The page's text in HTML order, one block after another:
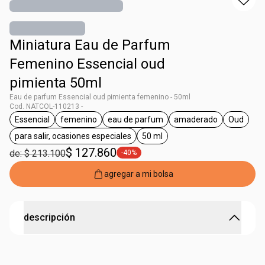
Miniatura Eau de Parfum
Femenino Essencial oud
pimienta 50ml
Eau de parfum Essencial oud pimienta femenino - 50ml
Cod. NATCOL-110213 -
general.tag Essencial
Essencial
general.tag femenino
femenino
general.tag eau de parfum
eau de parfum
general.tag
amaderado Oud
general.tag para salir, ocasiones especiales
para salir, ocasiones especiales
general.tag 50 ml
50 ml
de: $ 213.100$ 127.860 general.tag -40%
-40%
agregar a mi bolsa
descripción